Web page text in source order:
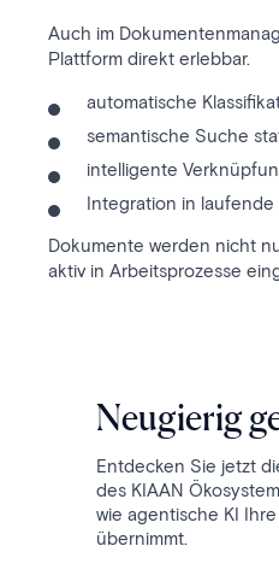
Auch im
Plattform direkt erlebbar.
automatische
semantische Suche
intelligente
Integration in laufende
Dokumente werden nicht
aktiv in Arbeitsprozesse
Neugierig
Entdecken Sie jetzt
des KIAAN
wie agentische KI
übernimmt.